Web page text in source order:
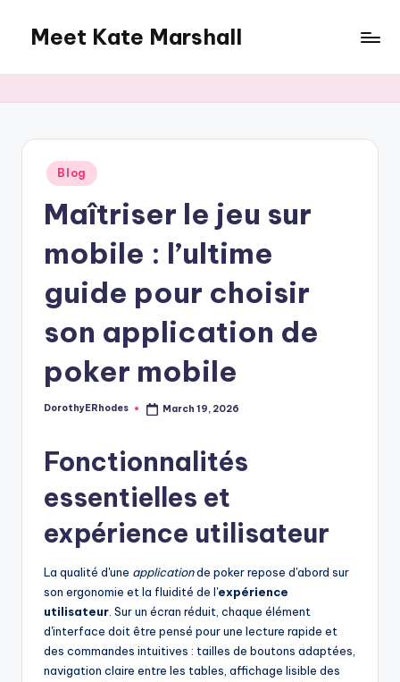
content
Meet Kate Marshall
to
full
spectrum
blog
Posted
in
Blog
Maîtriser le jeu sur
mobile : l’ultime
guide pour choisir
son application de
poker mobile
Posted
DorothyERhodes March 19, 2026
Fonctionnalités
essentielles et
expérience utilisateur
La qualité d'une applicationde poker repose d'abord sur
son ergonomie et la fluidité de l'expérience
utilisateur . Sur un écran réduit, chaque élément
d'interface doit être pensé pour une lecture rapide et
des commandes intuitives : tailles de boutons adaptées,
navigation claire entre les tables, affichage lisible des